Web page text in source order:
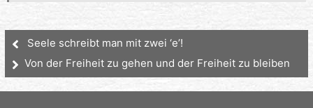
Seele schreibt man mit zwei ‘e’!
Von der Freiheit zu gehen und der Freiheit zu bleiben